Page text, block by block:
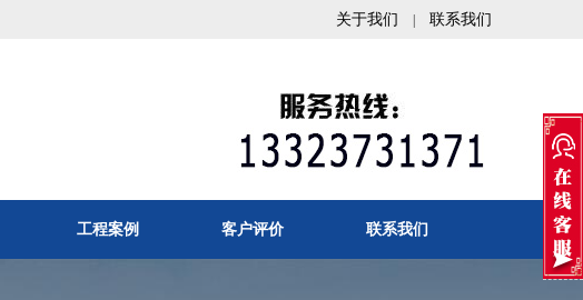
关于我们 联系我们
工程案例 客户评价 联系我们